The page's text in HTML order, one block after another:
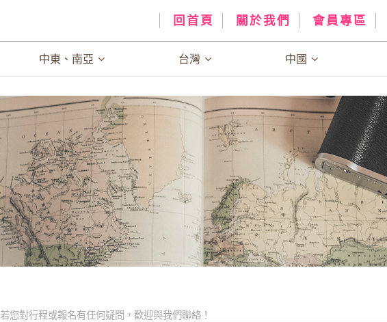
回首頁 關於我們 會員專區
中東、南亞 台灣 中國
若您對行程或報名有任何疑問，歡迎與我們聯絡！